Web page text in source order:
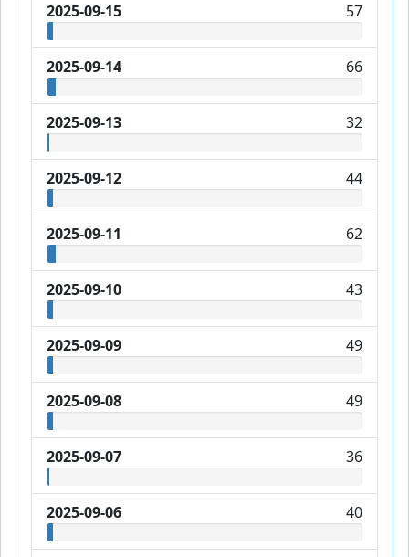
2025-09-15 57
2025-09-14 66
2025-09-13 32
2025-09-12 44
2025-09-11 62
2025-09-10 43
2025-09-09 49
2025-09-08 49
2025-09-07 36
2025-09-06 40